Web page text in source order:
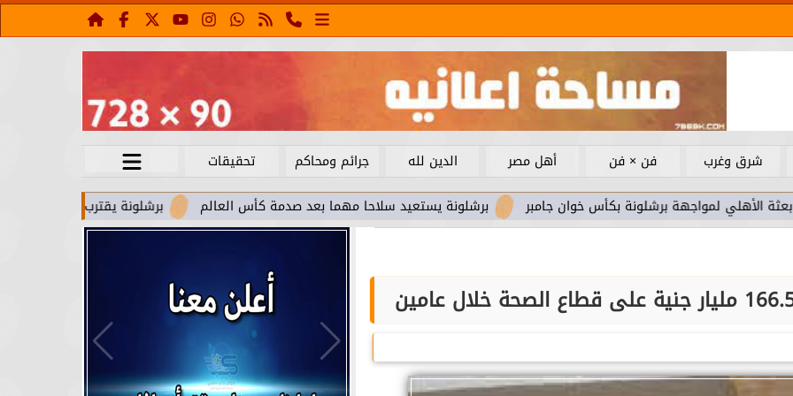
شرق وغرب فن × فن أهل مصر الدين لله جرائم ومحاكم
تحقيقات
برشلونة يقترب من استعادة جواو كانسيلو
برشلونة يستعيد سلاحا مهما بعد صدمة كأس العالم برشلونة بكأس خوان جامبر